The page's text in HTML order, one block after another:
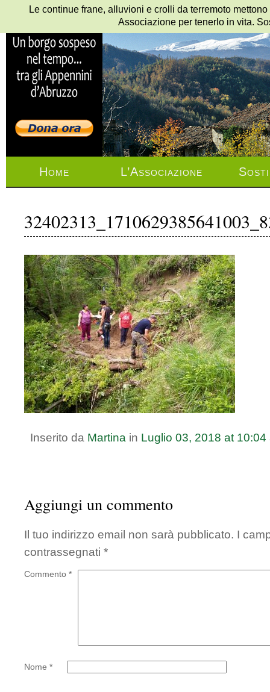
Home L’Associazione
Inserito da Martina in Luglio 03, 2018 at 10:04
Aggiungi un commento
Il tuo indirizzo email non sarà pubblicato. I
contrassegnati *
Commento *
Nome *
Le continue frane, alluvioni e crolli da terremoto
Associazione per tenerlo in vita.